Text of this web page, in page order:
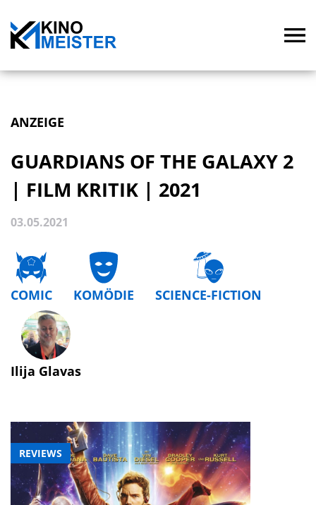
ANZEIGE
REVIEWS
GUARDIANS OF THE GALAXY 2
| FILM KRITIK | 2021
03.05.2021
COMIC KOMÖDIE SCIENCE-FICTION
Ilija Glavas